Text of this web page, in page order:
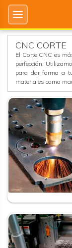
CNC CORTE
El Corte CNC es
perfección.
para dar forma a
materiales como